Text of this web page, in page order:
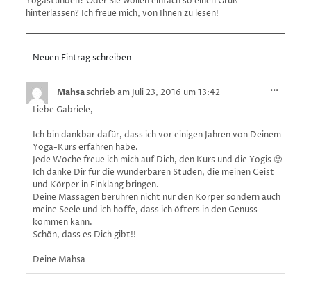
hinterlassen? Ich freue mich, von Ihnen zu lesen!
Mahsaschrieb am Juli 23, 2016 um13:42
Liebe Gabriele,
Ich bin dankbar dafür, dass ich vor einigen Jahren von Deinem
Yoga-Kurs erfahren habe.
Jede Woche freue ich mich auf Dich, den Kurs und die Yogis 🙂
Ich danke Dir für die wunderbaren Studen, die meinen Geist
und Körper in Einklang bringen.
Deine Massagen berühren nicht nur den Körper sondern auch
meine Seele und ich hoffe, dass ich öfters in den Genuss
kommen kann.
Schön, dass es Dich gibt!!
Deine Mahsa
...Diese